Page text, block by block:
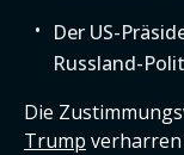
Der US-
Russland-
Die
Trump